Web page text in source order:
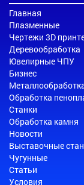
Главная
Плазменные
Чертежи 3D
Деревообработка
Ювелирные ЧПУ
Бизнес
Обработка
Станки
Обработка камня
Новости
Выставочные
Чугунные
Статьи
Условия